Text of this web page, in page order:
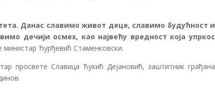
Данас славимо живот деце, славимо будућност и
дечији осмех, као највећу вредност која упркос
министар Ђурђевић Стаменковски.
просвете Славица Ђукић Дејановић, заштитник грађана